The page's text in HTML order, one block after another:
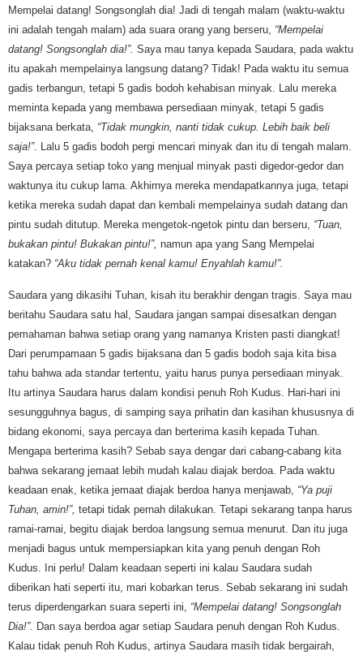
Mempelai datang! Songsonglah dia! Jadi di tengah malam (waktu-waktu
ini adalah tengah malam) ada suara orang yang berseru, “Mempelai
datang! Songsonglah dia!”. Saya mau tanya kepada Saudara, pada waktu
itu apakah mempelainya langsung datang? Tidak! Pada waktu itu semua
gadis terbangun, tetapi 5 gadis bodoh kehabisan minyak. Lalu mereka
meminta kepada yang membawa persediaan minyak, tetapi 5 gadis
bijaksana berkata, “Tidak mungkin, nanti tidak cukup. Lebih baik beli
saja!”. Lalu 5 gadis bodoh pergi mencari minyak dan itu di tengah malam.
Saya percaya setiap toko yang menjual minyak pasti digedor-gedor dan
waktunya itu cukup lama. Akhirnya mereka mendapatkannya juga, tetapi
ketika mereka sudah dapat dan kembali mempelainya sudah datang dan
pintu sudah ditutup. Mereka mengetok-ngetok pintu dan berseru, “Tuan,
bukakan pintu! Bukakan pintu!”, namun apa yang Sang Mempelai
katakan? “Aku tidak pernah kenal kamu! Enyahlah kamu!”.
Saudara yang dikasihi Tuhan, kisah itu berakhir dengan tragis. Saya mau
beritahu Saudara satu hal, Saudara jangan sampai disesatkan dengan
pemahaman bahwa setiap orang yang namanya Kristen pasti diangkat!
Dari perumpamaan 5 gadis bijaksana dan 5 gadis bodoh saja kita bisa
tahu bahwa ada standar tertentu, yaitu harus punya persediaan minyak.
Itu artinya Saudara harus dalam kondisi penuh Roh Kudus. Hari-hari ini
sesungguhnya bagus, di samping saya prihatin dan kasihan khususnya di
bidang ekonomi, saya percaya dan berterima kasih kepada Tuhan.
Mengapa berterima kasih? Sebab saya dengar dari cabang-cabang kita
bahwa sekarang jemaat lebih mudah kalau diajak berdoa. Pada waktu
keadaan enak, ketika jemaat diajak berdoa hanya menjawab, “Ya puji
Tuhan, amin!”, tetapi tidak pernah dilakukan. Tetapi sekarang tanpa harus
ramai-ramai, begitu diajak berdoa langsung semua menurut. Dan itu juga
menjadi bagus untuk mempersiapkan kita yang penuh dengan Roh
Kudus. Ini perlu! Dalam keadaan seperti ini kalau Saudara sudah
diberikan hati seperti itu, mari kobarkan terus. Sebab sekarang ini sudah
terus diperdengarkan suara seperti ini, “Mempelai datang! Songsonglah
Dia!”. Dan saya berdoa agar setiap Saudara penuh dengan Roh Kudus.
Kalau tidak penuh Roh Kudus, artinya Saudara masih tidak bergairah,